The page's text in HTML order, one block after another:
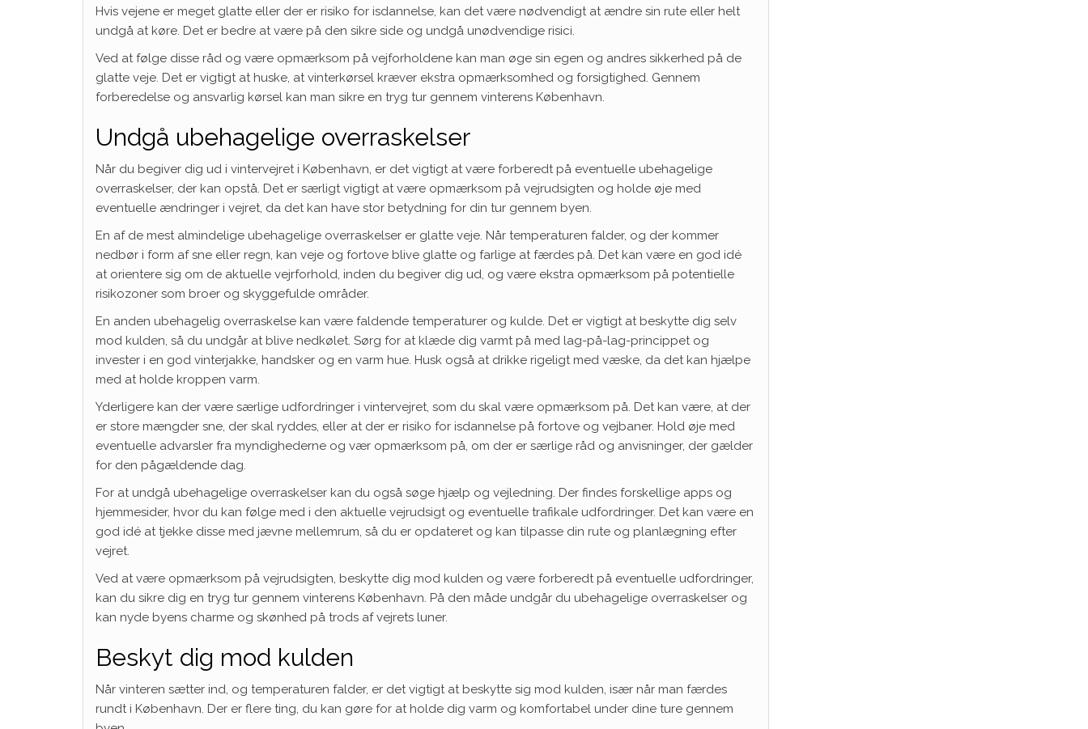
Hvis vejene er meget glatte eller der er risiko for isdannelse, kan det være nødvendigt at ændre sin rute eller helt
undgå at køre. Det er bedre at være på den sikre side og undgå unødvendige risici.
Ved at følge disse råd og være opmærksom på vejforholdene kan man øge sin egen og andres sikkerhed på de
glatte veje. Det er vigtigt at huske, at vinterkørsel kræver ekstra opmærksomhed og forsigtighed. Gennem
forberedelse og ansvarlig kørsel kan man sikre en tryg tur gennem vinterens København.
Undgå ubehagelige overraskelser
Når du begiver dig ud i vintervejret i København, er det vigtigt at være forberedt på eventuelle ubehagelige
overraskelser, der kan opstå. Det er særligt vigtigt at være opmærksom på vejrudsigten og holde øje med
eventuelle ændringer i vejret, da det kan have stor betydning for din tur gennem byen.
En af de mest almindelige ubehagelige overraskelser er glatte veje. Når temperaturen falder, og der kommer
nedbør i form af sne eller regn, kan veje og fortove blive glatte og farlige at færdes på. Det kan være en god idé
at orientere sig om de aktuelle vejrforhold, inden du begiver dig ud, og være ekstra opmærksom på potentielle
risikozoner som broer og skyggefulde områder.
En anden ubehagelig overraskelse kan være faldende temperaturer og kulde. Det er vigtigt at beskytte dig selv
mod kulden, så du undgår at blive nedkølet. Sørg for at klæde dig varmt på med lag-på-lag-princippet og
invester i en god vinterjakke, handsker og en varm hue. Husk også at drikke rigeligt med væske, da det kan hjælpe
med at holde kroppen varm.
Yderligere kan der være særlige udfordringer i vintervejret, som du skal være opmærksom på. Det kan være, at der
er store mængder sne, der skal ryddes, eller at der er risiko for isdannelse på fortove og vejbaner. Hold øje med
eventuelle advarsler fra myndighederne og vær opmærksom på, om der er særlige råd og anvisninger, der gælder
for den pågældende dag.
For at undgå ubehagelige overraskelser kan du også søge hjælp og vejledning. Der findes forskellige apps og
hjemmesider, hvor du kan følge med i den aktuelle vejrudsigt og eventuelle trafikale udfordringer. Det kan være en
god idé at tjekke disse med jævne mellemrum, så du er opdateret og kan tilpasse din rute og planlægning efter
vejret.
Ved at være opmærksom på vejrudsigten, beskytte dig mod kulden og være forberedt på eventuelle udfordringer,
kan du sikre dig en tryg tur gennem vinterens København. På den måde undgår du ubehagelige overraskelser og
kan nyde byens charme og skønhed på trods af vejrets luner.
Beskyt dig mod kulden
Når vinteren sætter ind, og temperaturen falder, er det vigtigt at beskytte sig mod kulden, især når man færdes
rundt i København. Der er flere ting, du kan gøre for at holde dig varm og komfortabel under dine ture gennem